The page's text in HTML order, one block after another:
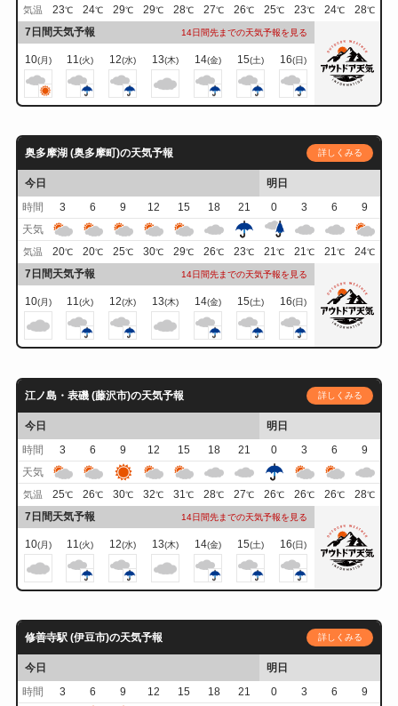
気温 23℃ 24℃ 29℃ 29℃ 28℃ 27℃ 26℃ 25℃ 23℃ 24℃ 28℃
7日間天気予報 14日間先までの天気予報を見る
10(月) 11(火) 12(水) 13(木) 14(金) 15(土) 16(日)
奥多摩湖 (奥多摩町)の天気予報 詳しくみる
今日
明日
時間
3 6 9 12 15 18 21 0 3 6
9
天気
気温 20℃ 20℃ 25℃ 30℃ 29℃ 26℃ 23℃ 21℃ 21℃ 21℃ 24℃
7日間天気予報 14日間先までの天気予報を見る
10(月) 11(火) 12(水) 13(木) 14(金) 15(土) 16(日)
江ノ島・表磯 (藤沢市)の天気予報 詳しくみる
今日
明日
時間
3 6 9 12 15 18 21 0 3 6
9
天気
気温 25℃ 26℃ 30℃ 32℃ 31℃ 28℃ 27℃ 26℃ 26℃ 26℃ 28℃
7日間天気予報 14日間先までの天気予報を見る
10(月) 11(火) 12(水) 13(木) 14(金) 15(土) 16(日)
修善寺駅 (伊豆市)の天気予報 詳しくみる
今日
明日
時間
3 6 9 12 15 18 21 0 3 6
9